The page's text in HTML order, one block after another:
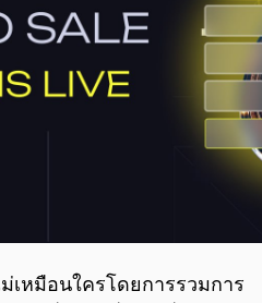
เหมือนใครโดยการรวมการ